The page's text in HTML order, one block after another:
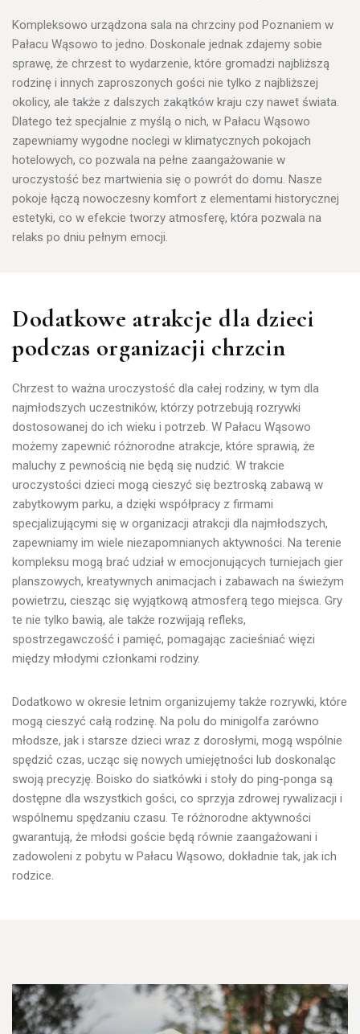
Kompleksowo urządzona sala na chrzciny pod Poznaniem w
Pałacu Wąsowo to jedno. Doskonale jednak zdajemy sobie
sprawę, że chrzest to wydarzenie, które gromadzi najbliższą
rodzinę i innych zaproszonych gości nie tylko z najbliższej
okolicy, ale także z dalszych zakątków kraju czy nawet świata.
Dlatego też specjalnie z myślą o nich, w Pałacu Wąsowo
zapewniamy wygodne noclegi w klimatycznych pokojach
hotelowych, co pozwala na pełne zaangażowanie w
uroczystość bez martwienia się o powrót do domu. Nasze
pokoje łączą nowoczesny komfort z elementami historycznej
estetyki, co w efekcie tworzy atmosferę, która pozwala na
relaks po dniu pełnym emocji.
Dodatkowe atrakcje dla dzieci
podczas organizacji chrzcin
Chrzest to ważna uroczystość dla całej rodziny, w tym dla
najmłodszych uczestników, którzy potrzebują rozrywki
dostosowanej do ich wieku i potrzeb. W Pałacu Wąsowo
możemy zapewnić różnorodne atrakcje, które sprawią, że
maluchy z pewnością nie będą się nudzić. W trakcie
uroczystości dzieci mogą cieszyć się beztroską zabawą w
zabytkowym parku, a dzięki współpracy z firmami
specjalizującymi się w organizacji atrakcji dla najmłodszych,
zapewniamy im wiele niezapomnianych aktywności. Na terenie
kompleksu mogą brać udział w emocjonujących turniejach gier
planszowych, kreatywnych animacjach i zabawach na świeżym
powietrzu, ciesząc się wyjątkową atmosferą tego miejsca. Gry
te nie tylko bawią, ale także rozwijają refleks,
spostrzegawczość i pamięć, pomagając zacieśniać więzi
między młodymi członkami rodziny.
Dodatkowo w okresie letnim organizujemy także rozrywki, które
mogą cieszyć całą rodzinę. Na polu do minigolfa zarówno
młodsze, jak i starsze dzieci wraz z dorosłymi, mogą wspólnie
spędzić czas, ucząc się nowych umiejętności lub doskonaląc
swoją precyzję. Boisko do siatkówki i stoły do ping-ponga są
dostępne dla wszystkich gości, co sprzyja zdrowej rywalizacji i
wspólnemu spędzaniu czasu. Te różnorodne aktywności
gwarantują, że młodsi goście będą równie zaangażowani i
zadowoleni z pobytu w Pałacu Wąsowo, dokładnie tak, jak ich
rodzice.